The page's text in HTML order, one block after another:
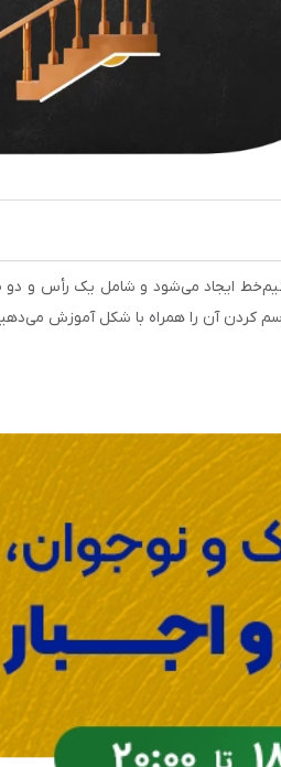
ایجاد می‌شود و شامل یک رأس و دو
کردن آن را همراه با شکل آموزش